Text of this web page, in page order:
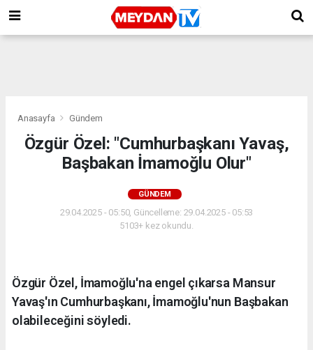
Anasayfa Gündem
Özgür Özel: "Cumhurbaşkanı Yavaş,
Başbakan İmamoğlu Olur"
GÜNDEM
29.04.2025 - 05:50, Güncelleme: 29.04.2025 - 05:53
5103+ kez okundu.
Özgür Özel, İmamoğlu'na engel çıkarsa Mansur
Yavaş'ın Cumhurbaşkanı, İmamoğlu'nun Başbakan
olabileceğini söyledi.